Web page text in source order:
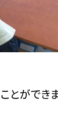
ができま